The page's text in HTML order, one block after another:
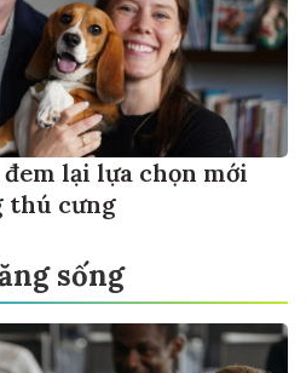
lại lựa chọn mới
thú cưng
sống